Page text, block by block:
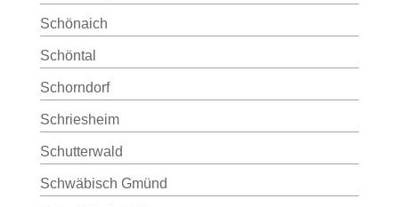
Schönaich
Schöntal
Schorndorf
Schriesheim
Schutterwald
Schwäbisch Gmünd